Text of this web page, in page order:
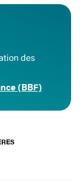
des
(BBF)